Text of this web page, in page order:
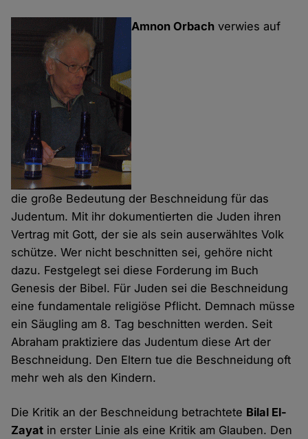
Amnon Orbach verwies auf
die große Bedeutung der Beschneidung für das
Judentum. Mit ihr dokumentierten die Juden ihren
Vertrag mit Gott, der sie als sein auserwähltes Volk
schütze. Wer nicht beschnitten sei, gehöre nicht
dazu. Festgelegt sei diese Forderung im Buch
Genesis der Bibel. Für Juden sei die Beschneidung
eine fundamentale religiöse Pflicht. Demnach müsse
ein Säugling am 8. Tag beschnitten werden. Seit
Abraham praktiziere das Judentum diese Art der
Beschneidung. Den Eltern tue die Beschneidung oft
mehr weh als den Kindern.
Die Kritik an der Beschneidung betrachtete Bilal El-
Zayat in erster Linie als eine Kritik am Glauben. Den